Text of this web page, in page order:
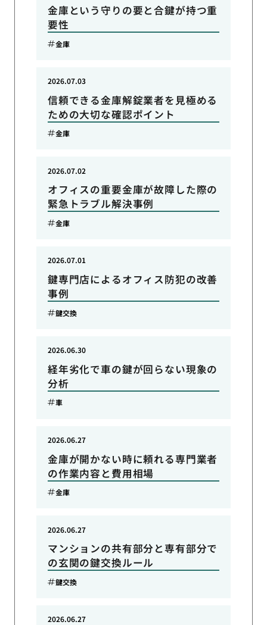
金庫という守りの要と合鍵が持つ重
要性
金庫
信頼できる金庫解錠業者を見極める
ための大切な確認ポイント
2026.07.03
金庫
オフィスの重要金庫が故障した際の
緊急トラブル解決事例
2026.07.02
金庫
鍵専門店によるオフィス防犯の改善
事例
2026.07.01
鍵交換
経年劣化で車の鍵が回らない現象の
分析
2026.06.30
車
金庫が開かない時に頼れる専門業者
の作業内容と費用相場
2026.06.27
金庫
マンションの共有部分と専有部分で
の玄関の鍵交換ルール
2026.06.27
鍵交換
2026.06.27